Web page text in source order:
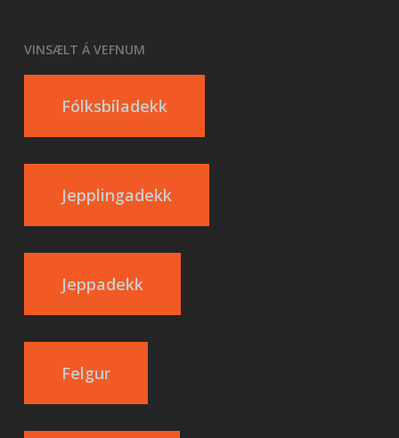
VINSÆLT Á VEFNUM
Fólksbíladekk
Jepplingadekk
Jeppadekk
Felgur